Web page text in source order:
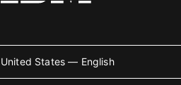
United States — English